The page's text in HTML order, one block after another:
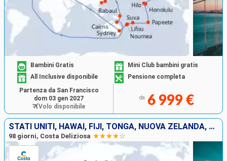
Bambini Gratis
Mini Club bambini gratis
All Inclusive disponibile
Pensione completa
da 6 999 €
Partenza da San Francisco
dom 03 gen 2027
Volo disponibile
STATI UNITI, HAWAI, FIJI, TONGA, NUOVA ZELANDA, AUSTRALIA, GIAPPONE, SUD KOREA, TAIWAN, CINA, SINGAPORE, MALESIA, THAILANDIA, SRI LANKA, SUD AFRICA
98 giorni, Costa Deliziosa